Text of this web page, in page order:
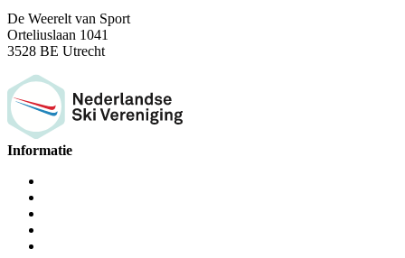
De Weerelt van Sport
Orteliuslaan 1041
3528 BE Utrecht
Informatie